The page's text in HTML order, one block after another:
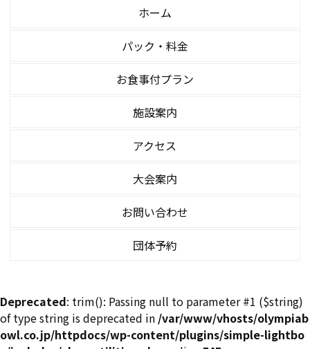
ホーム
パック・料金
お食事付プラン
施設案内
アクセス
大会案内
お問い合わせ
団体予約
Deprecated: trim(): Passing null to parameter #1 ($string)
of type string is deprecated in /var/www/vhosts/olympiab
owl.co.jp/httpdocs/wp-content/plugins/simple-lightbo